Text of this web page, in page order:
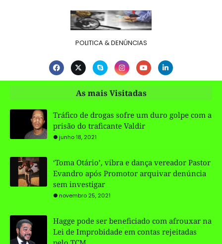
POLITICA & DENÚNCIAS
As mais Visitadas
Tráfico de drogas sofre um duro golpe com a
prisão do traficante Valdir
junho 18, 2021
‘Toma Otário’, vibra e dança vereador Pastor
Evandro após Promotor arquivar denúncia
sem investigar
novembro 25, 2021
Hagge pode ser beneficiado com afrouxar na
Lei de Improbidade em contas rejeitadas